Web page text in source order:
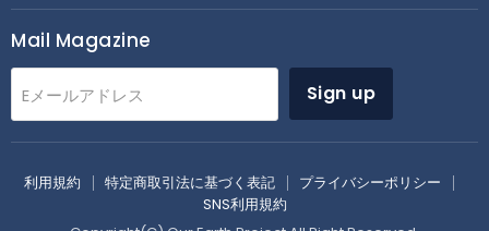
見
つ
て
い
見
つ
く
い
見
つ
く
い
Mail Magazine
Eメールアドレス Sign up
利用規約 特定商取引法に基づく表記
プライバシーポリシー
SNS利用規約